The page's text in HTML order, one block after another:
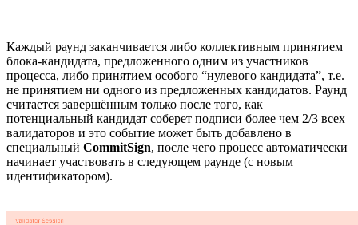
Каждый раунд заканчивается либо коллективным принятием
блока-кандидата, предложенного одним из участников
процесса, либо принятием особого “нулевого кандидата”, т.е.
не принятием ни одного из предложенных кандидатов. Раунд
считается завершённым только после того, как
потенциальный кандидат соберет подписи более чем 2/3 всех
валидаторов и это событие может быть добавлено в
специальный CommitSign, после чего процесс автоматически
начинает участвовать в следующем раунде (с новым
идентификатором).